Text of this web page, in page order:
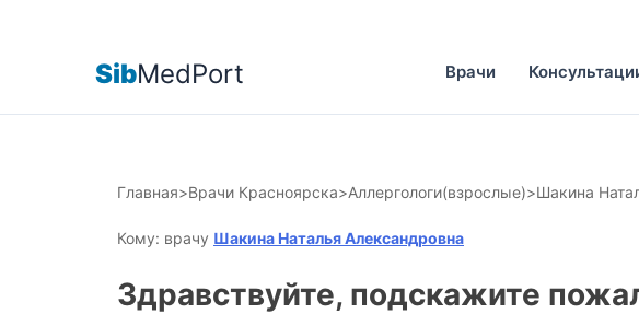
SibMedPort Врачи
Главная>Врачи Красноярска>Аллергологи(взрослые)>Шакина
Кому: врачу Шакина Наталья Александровна
Здравствуйте, подскажите